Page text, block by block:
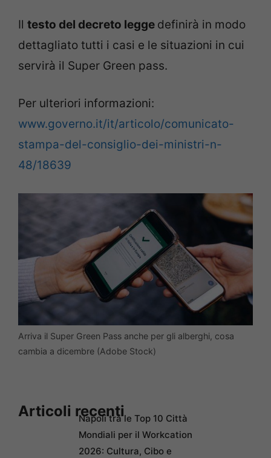
Il testo del decreto legge definirà in modo
dettagliato tutti i casi e le situazioni in cui
servirà il Super Green pass.
Per ulteriori informazioni:
www.governo.it/it/articolo/comunicato-
stampa-del-consiglio-dei-ministri-n-
48/18639
Arriva il Super Green Pass anche per gli alberghi, cosa
cambia a dicembre (Adobe Stock)
Articoli recentiNapoli tra le Top 10 Città
Mondiali per il Workcation
2026: Cultura, Cibo e